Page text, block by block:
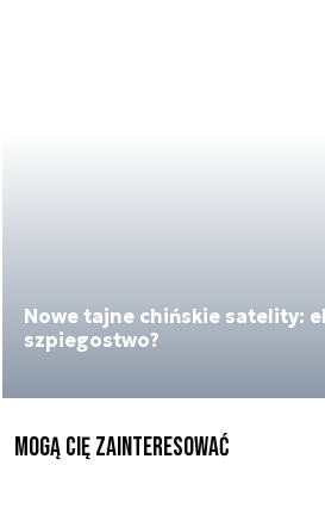
Nowe tajne chińskie satelity:
szpiegostwo?
Mogą Cię zainteresować